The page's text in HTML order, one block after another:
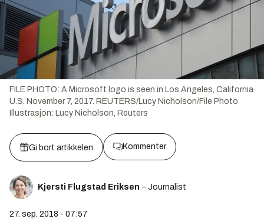
FILE PHOTO: A Microsoft logo is seen in Los Angeles, California
U.S. November 7, 2017. REUTERS/Lucy Nicholson/File Photo
Illustrasjon: Lucy Nicholson, Reuters
Gi bort artikkelen Kommenter
Kjersti Flugstad Eriksen – Journalist
27. sep. 2018 - 07:57